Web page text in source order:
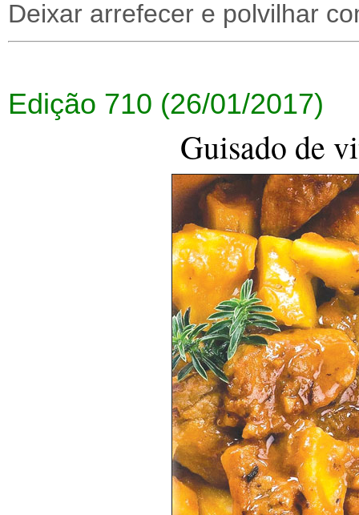
Deixar arrefecer e polvilhar
Edição 710 (26/01/2017)
Guisado de